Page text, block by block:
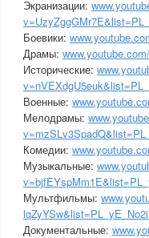
Экранизации:
Боевики:
Драмы:
Исторические:
Военные:
Мелодрамы:
Комедии:
Музыкальные:
Мультфильмы:
Документальные: